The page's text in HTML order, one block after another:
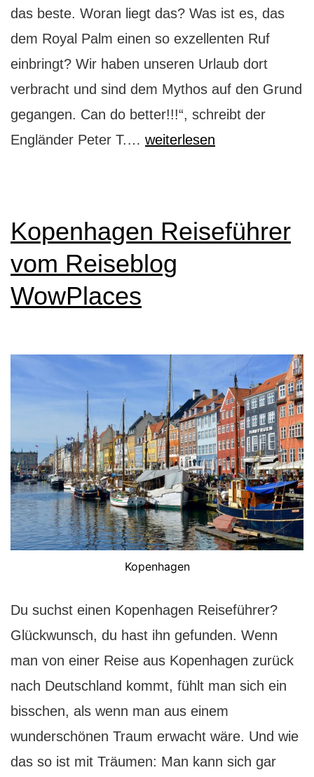
das beste. Woran liegt das? Was ist es, das
dem Royal Palm einen so exzellenten Ruf
einbringt? Wir haben unseren Urlaub dort
verbracht und sind dem Mythos auf den Grund
gegangen. Can do better!!!“, schreibt der
Engländer Peter T.… Mauritius:
weiterlesen
Kopenhagen Reiseführer
vom Reiseblog
WowPlaces
Kopenhagen
Du suchst einen Kopenhagen Reiseführer?
Glückwunsch, du hast ihn gefunden. Wenn
man von einer Reise aus Kopenhagen zurück
nach Deutschland kommt, fühlt man sich ein
bisschen, als wenn man aus einem
wunderschönen Traum erwacht wäre. Und wie
das so ist mit Träumen: Man kann sich gar